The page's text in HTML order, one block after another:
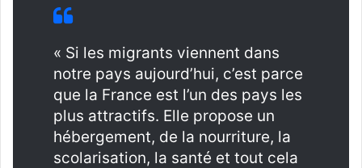
« Si les migrants viennent dans
notre pays aujourd’hui, c’est parce
que la France est l’un des pays les
plus attractifs. Elle propose un
hébergement, de la nourriture, la
scolarisation, la santé et tout cela